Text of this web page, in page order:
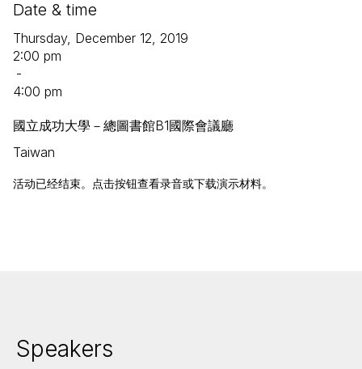
Date & time
Thursday, December 12, 2019
2:00 pm
-
4:00 pm
國立成功大學－總圖書館B1國際會議廳
Taiwan
活动已经结束。点击按钮查看录音或下载演示材料。
Speakers